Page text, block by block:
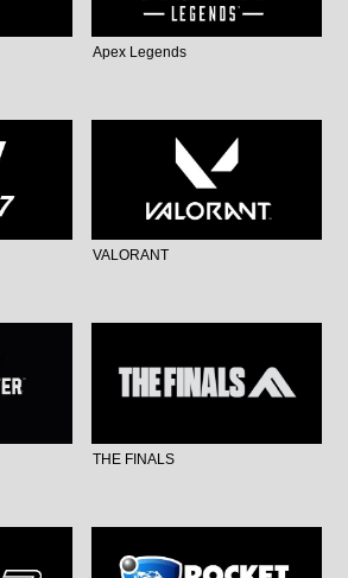
Apex Legends
VALORANT
THE FINALS